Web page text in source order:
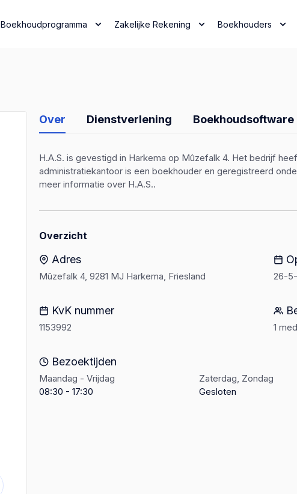
Boekhoudprogramma Zakelijke Rekening Boekhouders
Over Dienstverlening Boekhoudsoftware
H.A.S. is gevestigd in Harkema op Mûzefalk 4. Het bedrijf
administratiekantoor is een boekhouder en geregistreerd
meer informatie over H.A.S..
Overzicht
Adres
Mûzefalk 4, 9281 MJ Harkema, Friesland 26-
KvK nummer
1153992 1
Bezoektijden
Maandag - Vrijdag
08:30 - 17:30
Zaterdag, Zondag
Gesloten